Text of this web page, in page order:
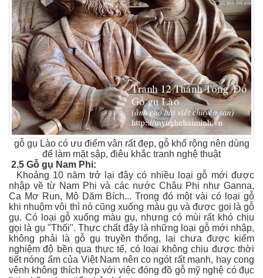
gỗ gụ Lào có ưu điểm vân rất đẹp, gỗ khổ rộng nên dùng
để làm mặt sập, điêu khắc tranh nghệ thuật
2.5 Gỗ gụ Nam Phi:
Khoảng 10 năm trở lại đây có nhiều loại gỗ mới được
nhập về từ Nam Phi và các nước Châu Phi như Ganna,
Ca Mơ Run, Mô Dăm Bích... Trong đó một vài có loại gỗ
khi nhuộm vôi thì nó cũng xuống màu gụ và được gọi là gỗ
gụ. Có loại gỗ xuống màu gụ, nhưng có mùi rất khó chịu
gọi là gụ "Thối". Thực chất đây là những loại gỗ mới nhập,
không phải là gỗ gụ truyền thống, lại chưa được kiểm
nghiệm độ bền qua thực tế, có loại không chịu được thời
tiết nóng ẩm của Việt Nam nên co ngót rất mạnh, hay cong
vênh không thích hợp với việc đóng đồ gỗ mỹ nghệ có đục